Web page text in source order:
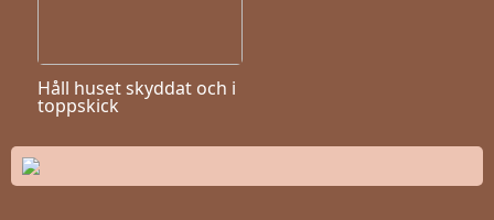
Håll huset skyddat och i
toppskick